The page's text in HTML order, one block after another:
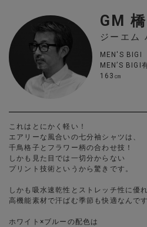
GM
ジーエム
MEN'S BIGI
MEN’S BIGI
163㎝
これはとにかく軽い！
エアリーな風合いの七分袖シャツは、
千鳥格子とフラワー柄の合わせ技！
しかも見た目では一切分からない
プリント技術というから驚きです。
しかも吸水速乾性とストレッチ性に優
高機能素材で汗ばむ季節も快適なんです
ホワイト×ブルーの配色は